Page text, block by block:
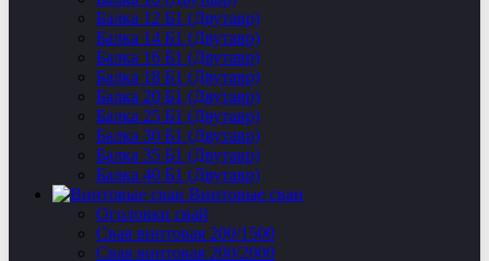
Балка 12 Б1 (Двутавр)
Балка 14 Б1 (Двутавр)
Балка 16 Б1 (Двутавр)
Балка 18 Б1 (Двутавр)
Балка 20 Б1 (Двутавр)
Балка 25 Б1 (Двутавр)
Балка 30 Б1 (Двутавр)
Балка 35 Б1 (Двутавр)
Балка 40 Б1 (Двутавр)
Винтовые сваи
Оголовки свай
Свая винтовая 200/1500
Свая винтовая 200/2000